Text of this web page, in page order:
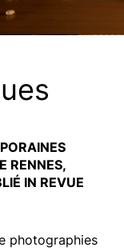
RENNES,
IN REVUE
photographies